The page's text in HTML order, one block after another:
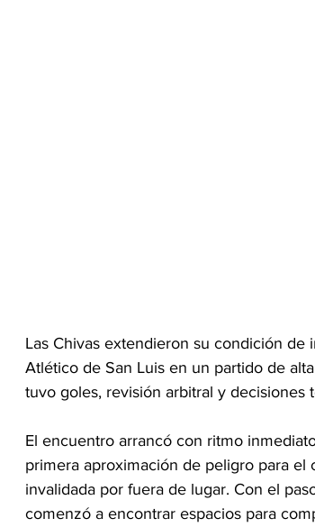
Las Chivas extendieron su condición
Atlético de San Luis en un partido de
tuvo goles, revisión arbitral y decisiones
El encuentro arrancó con ritmo
primera aproximación de peligro para
invalidada por fuera de lugar. Con el
comenzó a encontrar espacios para